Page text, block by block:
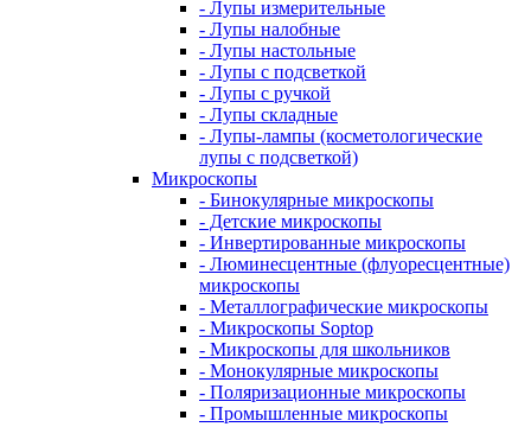
- Лупы измерительные
- Лупы налобные
- Лупы настольные
- Лупы с подсветкой
- Лупы с ручкой
- Лупы складные
- Лупы-лампы (косметологические
лупы с подсветкой)
Микроскопы
- Бинокулярные микроскопы
- Детские микроскопы
- Инвертированные микроскопы
- Люминесцентные (флуоресцентные)
микроскопы
- Металлографические микроскопы
- Микроскопы Soptop
- Микроскопы для школьников
- Монокулярные микроскопы
- Поляризационные микроскопы
- Промышленные микроскопы